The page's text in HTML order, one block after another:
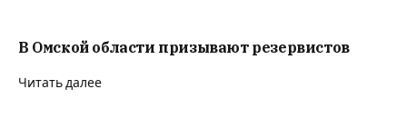
В Омской области призывают резервистов
Читать далее